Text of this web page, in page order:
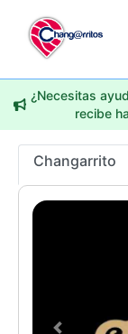
¿Necesitas
recibe
Changarrito